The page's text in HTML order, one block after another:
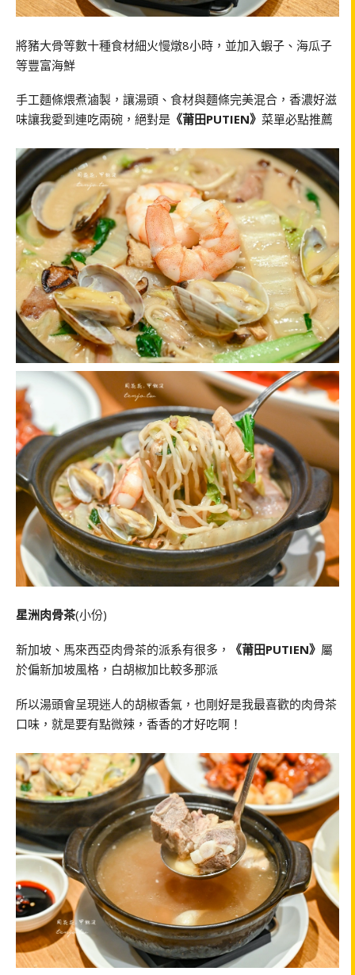
將豬大骨等數十種食材細火慢燉8小時，並加入蝦子、海瓜子
等豐富海鮮
手工麵條煨煮滷製，讓湯頭、食材與麵條完美混合，香濃好滋
味讓我愛到連吃兩碗，絕對是 《莆田PUTIEN》 菜單必點推薦
星洲肉骨茶(小份)
新加坡、馬來西亞肉骨茶的派系有很多， 《莆田PUTIEN》 屬
於偏新加坡風格，白胡椒加比較多那派
所以湯頭會呈現迷人的胡椒香氣，也剛好是我最喜歡的肉骨茶
口味，就是要有點微辣，香香的才好吃啊！